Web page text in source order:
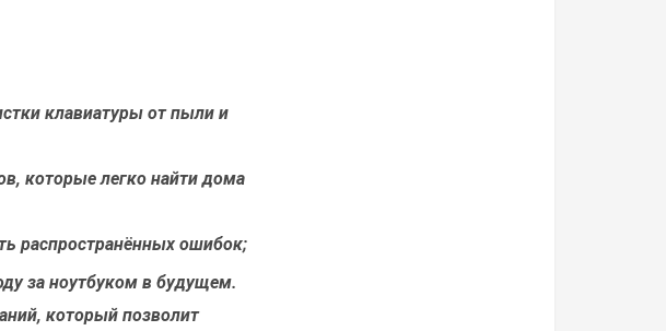
клавиатуры от пыли и
которые легко найти дома
распространённых ошибок;
за ноутбуком в будущем.
который позволит